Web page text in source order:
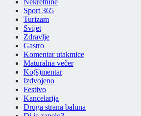
Nekretnine
Sport 365
Turizam
Svijet
Zdravlje
Gastro
Komentar utakmice
Maturalna večer
Ko(š)mentar
Izdvojeno
Festivo
Kancelarija
Druga strana baluna